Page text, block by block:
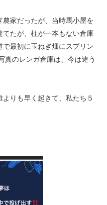
家だったが、当時馬小屋を
たが、柱が一本もない倉庫
最初に玉ねぎ畑にスプリン
真のレンガ倉庫は、今は違う
りも早く起きて、私たち５